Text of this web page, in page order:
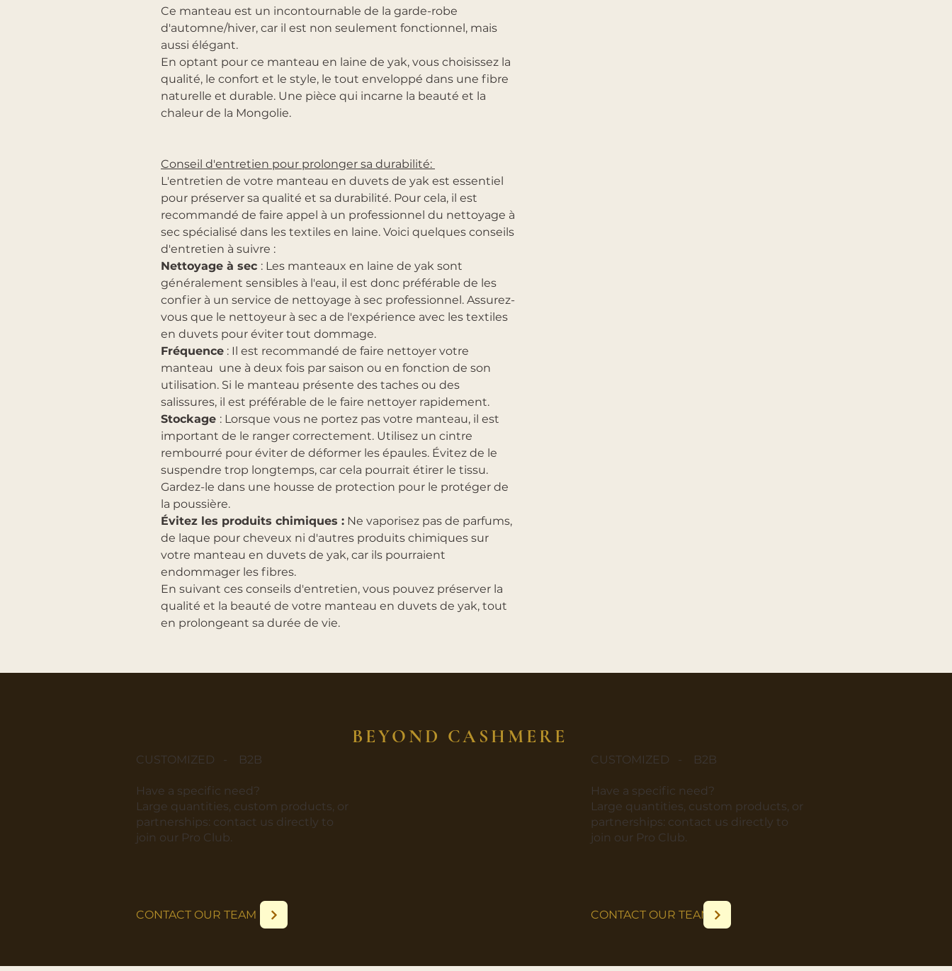
Ce manteau est un incontournable de la garde-robe
d'automne/hiver, car il est non seulement fonctionnel, mais
aussi élégant.
En optant pour ce manteau en laine de yak, vous choisissez la
qualité, le confort et le style, le tout enveloppé dans une fibre
naturelle et durable. Une pièce qui incarne la beauté et la
chaleur de la Mongolie.
Conseil d'entretien pour prolonger sa durabilité:
L'entretien de votre manteau en duvets de yak est essentiel
pour préserver sa qualité et sa durabilité. Pour cela, il est
recommandé de faire appel à un professionnel du nettoyage à
sec spécialisé dans les textiles en laine. Voici quelques conseils
d'entretien à suivre :
Nettoyage à sec : Les manteaux en laine de yak sont
généralement sensibles à l'eau, il est donc préférable de les
confier à un service de nettoyage à sec professionnel. Assurez-
vous que le nettoyeur à sec a de l'expérience avec les textiles
en duvets pour éviter tout dommage.
Fréquence : Il est recommandé de faire nettoyer votre
manteau une à deux fois par saison ou en fonction de son
utilisation. Si le manteau présente des taches ou des
salissures, il est préférable de le faire nettoyer rapidement.
Stockage : Lorsque vous ne portez pas votre manteau, il est
important de le ranger correctement. Utilisez un cintre
rembourré pour éviter de déformer les épaules. Évitez de le
suspendre trop longtemps, car cela pourrait étirer le tissu.
Gardez-le dans une housse de protection pour le protéger de
la poussière.
Évitez les produits chimiques : Ne vaporisez pas de parfums,
de laque pour cheveux ni d'autres produits chimiques sur
votre manteau en duvets de yak, car ils pourraient
endommager les fibres.
En suivant ces conseils d'entretien, vous pouvez préserver la
qualité et la beauté de votre manteau en duvets de yak, tout
en prolongeant sa durée de vie.
BEYOND CASHMERE
CUSTOMIZED - B2B
​Have a specific need?
​Large quantities, custom products, or
partnerships: contact us directly to
join our Pro Club.
CONTACT OUR TEAM
CUSTOMIZED - B2B
​Have a specific need?
​Large quantities, custom products, or
partnerships: contact us directly to
join our Pro Club.
CONTACT OUR TEAM